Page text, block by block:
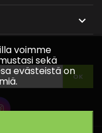

voimme
sekä
evästeistä on